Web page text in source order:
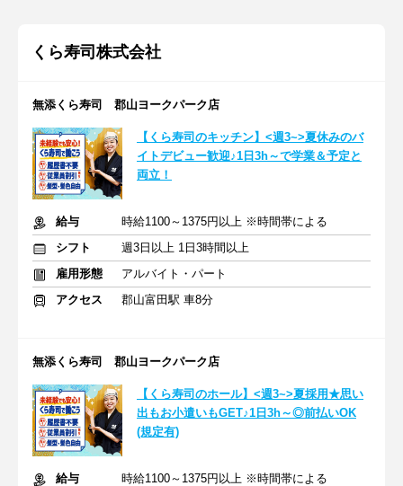
くら寿司株式会社
無添くら寿司 郡山ヨークパーク店
【くら寿司のキッチン】<週3~>夏休みのバ
イトデビュー歓迎♪1日3h～で学業＆予定と
両立！
給与
時給1100～1375円以上 ※時間帯による
シフト
週3日以上 1日3時間以上
雇用形態
アルバイト・パート
アクセス
郡山富田駅 車8分
無添くら寿司 郡山ヨークパーク店
【くら寿司のホール】<週3~>夏採用★思い
出もお小遣いもGET♪1日3h～◎前払いOK
(規定有)
給与
時給1100～1375円以上 ※時間帯による